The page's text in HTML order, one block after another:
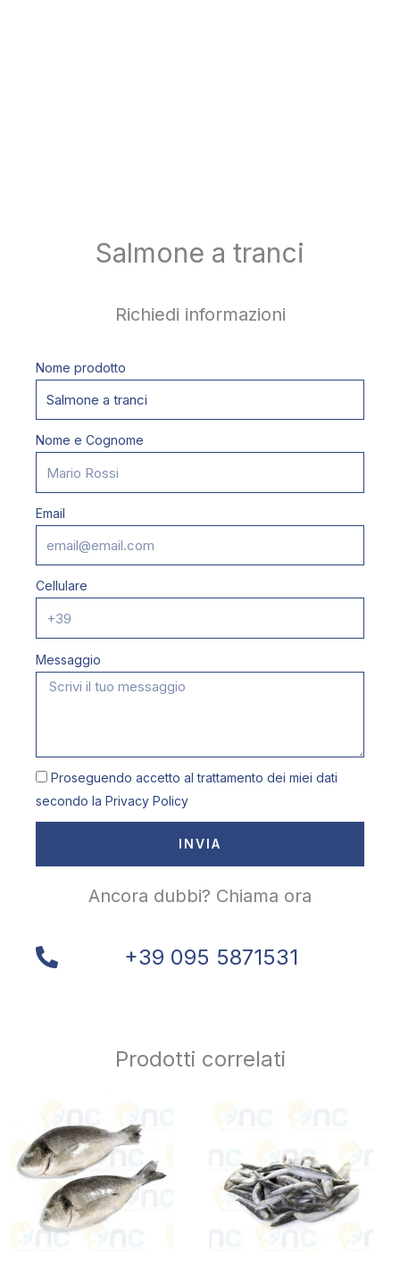
Salmone a tranci
Richiedi informazioni
Nome prodotto
Nome e Cognome
Email
Cellulare
Messaggio
Proseguendo accetto al trattamento dei miei dati
secondo la Privacy Policy
INVIA
Ancora dubbi? Chiama ora
+39 095 5871531
Prodotti correlati